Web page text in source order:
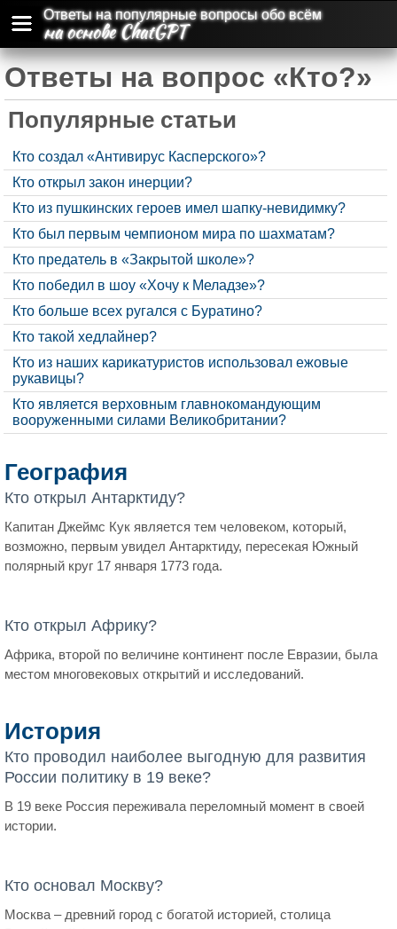
Ответы на популярные вопросы обо всём
на основе ChatGPT
Ответы на вопрос «Кто?»
Популярные статьи
Кто создал «Антивирус Касперского»?
Кто открыл закон инерции?
Кто из пушкинских героев имел шапку-невидимку?
Кто был первым чемпионом мира по шахматам?
Кто предатель в «Закрытой школе»?
Кто победил в шоу «Хочу к Меладзе»?
Кто больше всех ругался с Буратино?
Кто такой хедлайнер?
Кто из наших карикатуристов использовал ежовые
рукавицы?
Кто является верховным главнокомандующим
вооруженными силами Великобритании?
География
Кто открыл Антарктиду?
Капитан Джеймс Кук является тем человеком, который,
возможно, первым увидел Антарктиду, пересекая Южный
полярный круг 17 января 1773 года.
Кто открыл Африку?
Африка, второй по величине континент после Евразии, была
местом многовековых открытий и исследований.
История
Кто проводил наиболее выгодную для развития
России политику в 19 веке?
В 19 веке Россия переживала переломный момент в своей
истории.
Кто основал Москву?
Москва – древний город с богатой историей, столица